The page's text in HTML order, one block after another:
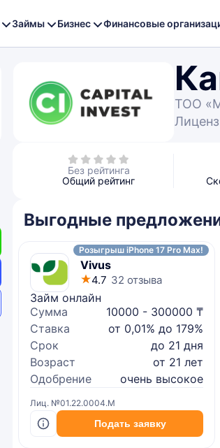
Займы Бизнес Финансовые
ТОО
Без рейтинга
Общий рейтинг
Выгодные
Розыгрыш iPhone 17 Pro Max!
Vivus
4.7 32 отзыва
Займ онлайн
Сумма
10000 - 300000 ₸
Ставка
от 0,01% до 179%
Срок
до 21 дня
Возраст
от 21 лет
Одобрение
очень высокое
Лиц. №01.22.0004.M
Подать заявку